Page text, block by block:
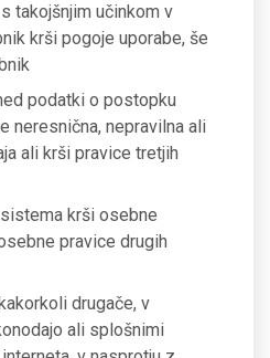
takojšnjim učinkom v
krši pogoje uporabe, še
podatki o postopku
neresnična, nepravilna ali
ali krši pravice tretjih
krši osebne
pravice drugih
drugače, v
ali splošnimi